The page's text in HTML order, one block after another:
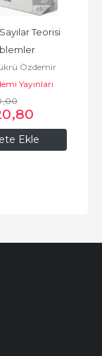
Ekle
Teorisi
Özdemir
Yayınları
,00
,80